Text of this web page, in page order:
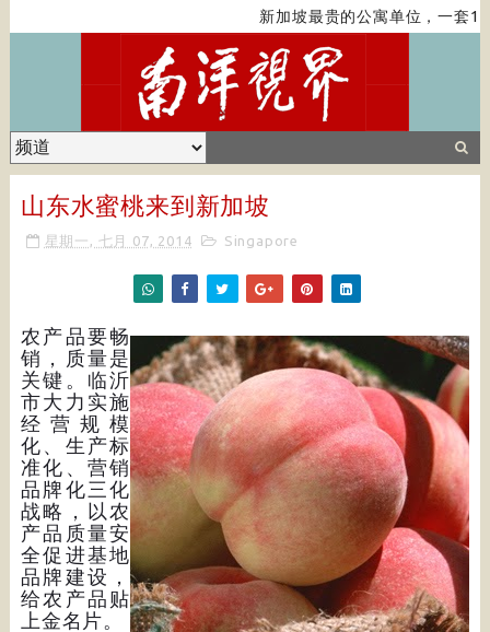
新加坡最贵的公寓单位，一套1
山东水蜜桃来到新加坡
星期一, 七月 07, 2014 Singapore
农产品要畅
销，质量是
关键。临沂
市大力实施
经营规模
化、生产标
准化、营销
品牌化三化
战略，以农
产品质量安
全促进基地
品牌建设，
给农产品贴
上金名片。